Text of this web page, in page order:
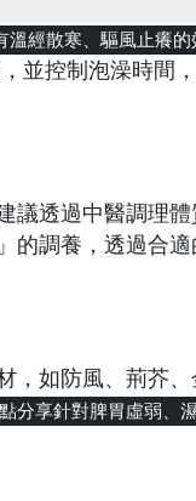
溫經散寒、驅風止癢的
並控制泡澡時間
議透過中醫調理
的調養，透過合
，如防風、荊芥
分享針對脾胃虛弱、